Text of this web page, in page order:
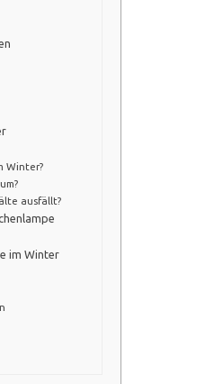
Winter?
ausfällt?
im Winter